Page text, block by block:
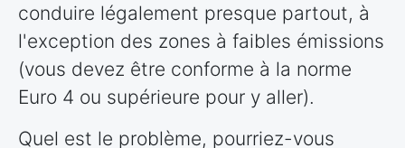
conduire légalement presque partout, à
l'exception des zones à faibles émissions
(vous devez être conforme à la norme
Euro 4 ou supérieure pour y aller).
Quel est le problème, pourriez-vous